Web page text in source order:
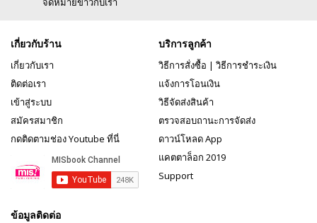
เกี่ยวกับร้าน
เกี่ยวกับเรา
ติดต่อเรา
เข้าสู่ระบบ
สมัครสมาชิก
กดติดตามช่อง Youtube ที่นี่
บริการลูกค้า
วิธีการสั่งซื้อ | วิธีการชำระเงิน
แจ้งการโอนเงิน
วิธีจัดส่งสินค้า
ตรวจสอบถานะการจัดส่ง
ดาวน์โหลด App
แคตตาล็อก 2019
Support
ข้อมูลติดต่อ